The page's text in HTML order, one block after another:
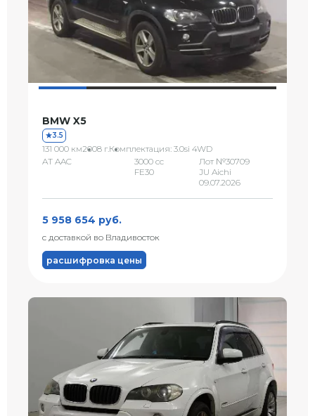
BMW X5
3.5
131 000 км2008 г.Комплектация: 3.0si 4WD
AT AAC
3000 сс
FE30
Лот №30709
JU Aichi
09.07.2026
5 958 654 руб.
с доставкой во Владивосток
расшифровка цены